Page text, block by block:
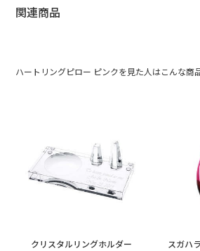
関連商品
ハートリングピロー ピンクを見た人はこんな商
クリスタルリングホルダー
スガハ